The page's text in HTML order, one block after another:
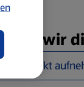
wir
Jetzt Kontakt